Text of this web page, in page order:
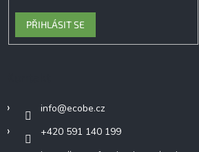
PŘIHLÁSIT SE
info@ecobe.cz
+420 591 140 199